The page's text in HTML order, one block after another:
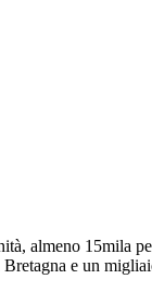
almeno 15mila
e un